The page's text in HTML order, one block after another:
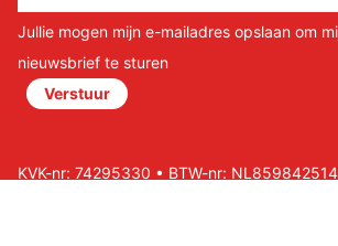
Jullie mogen mijn e-mailadres opslaan om
nieuwsbrief te sturen
Verstuur
KVK-nr: 74295330 • BTW-nr: